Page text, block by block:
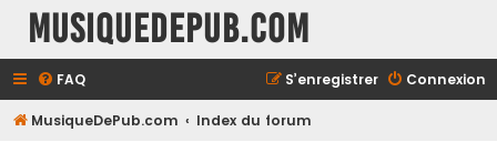
MusiqueDePub.com
FAQ Connexion
S’enregistrer
MusiqueDePub.com Index du forum